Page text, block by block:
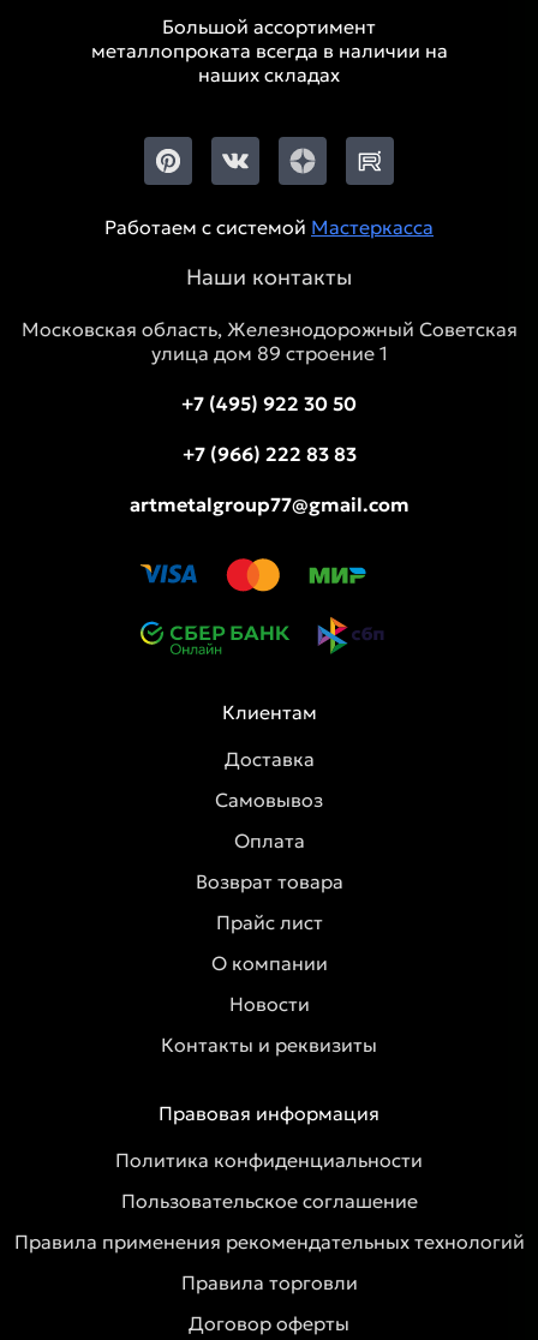
Большой ассортимент
металлопроката всегда в наличии на
наших складах
Работаем с системой Мастеркасса
Наши контакты
Московская область, Железнодорожный Советская
улица дом 89 строение 1
+7 (495) 922 30 50
+7 (966) 222 83 83
artmetalgroup77@gmail.com
Клиентам
Доставка
Самовывоз
Оплата
Возврат товара
Прайс лист
О компании
Новости
Контакты и реквизиты
Правовая информация
Политика конфиденциальности
Пользовательское соглашение
Правила применения рекомендательных технологий
Правила торговли
Договор оферты